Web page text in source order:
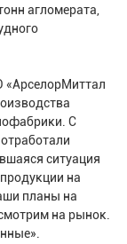
агломерата,
«АрселорМиттал
С
ситуация
на
планы на
на рынок.